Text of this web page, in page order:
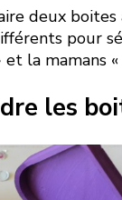
deux
pour
et la mamans
les